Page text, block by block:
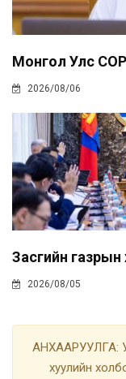
Монгол Улс
2026/08/06
Засгийн газрын
2026/08/05
АНХААРУУЛГА:
хуулийн